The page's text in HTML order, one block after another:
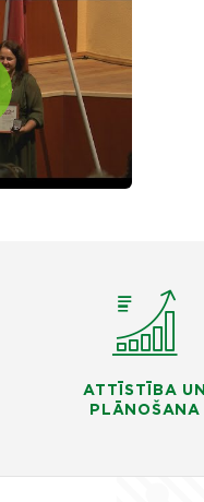
ATTĪSTĪBA UN
PLĀNOŠANA